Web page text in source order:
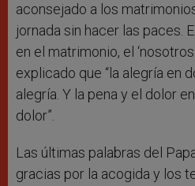
aconsejado a los
jornada sin hacer las paces.
en el matrimonio, el
explicado que “la alegría en
alegría. Y la pena y el dolor
dolor”.
Las últimas palabras del
gracias por la acogida y los